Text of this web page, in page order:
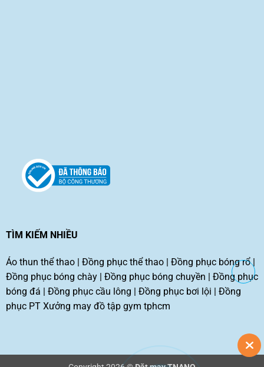
TÌM KIẾM NHIỀU
Áo thun thể thao| Đồng phục thể thao| Đồng phục bóng rổ|
Đồng phục bóng chày| Đồng phục bóng chuyền | Đồng phục
bóng đá | Đồng phục cầu lông | Đồng phục bơi lội | Đồng
phục PT Xưởng may đồ tập gym tphcm